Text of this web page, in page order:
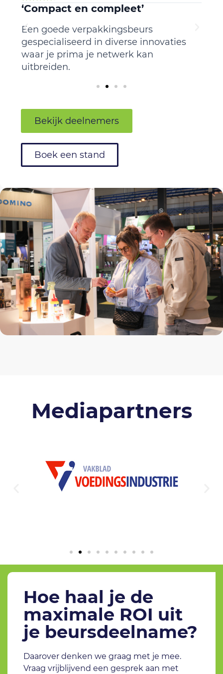
‘Compact en compleet’
Een goede verpakkingsbeurs
gespecialiseerd in diverse innovaties
waar je prima je netwerk kan
uitbreiden.
Bekijk deelnemers
Boek een stand
Mediapartners
Hoe haal je de
maximale ROI uit
je beursdeelname?
Daarover denken we graag met je mee.
Vraag vrijblijvend een gesprek aan met